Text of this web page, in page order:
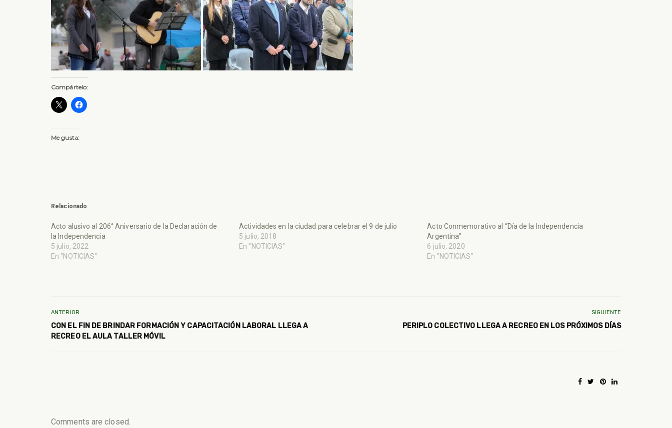
Compártelo:
Me gusta:
Relacionado
Acto alusivo al 206° Aniversario de la Declaración de
la Independencia
5 julio, 2022
En "NOTICIAS"
Actividades en la ciudad para celebrar el 9 de julio
5 julio, 2018
En "NOTICIAS"
Acto Conmemorativo al “Día de la Independencia
Argentina”
6 julio, 2020
En "NOTICIAS"
ANTERIOR
CON EL FIN DE BRINDAR FORMACIÓN Y CAPACITACIÓN LABORAL LLEGA A
RECREO EL AULA TALLER MÓVIL
SIGUIENTE
PERIPLO COLECTIVO LLEGA A RECREO EN LOS PRÓXIMOS DÍAS
Comments are closed.